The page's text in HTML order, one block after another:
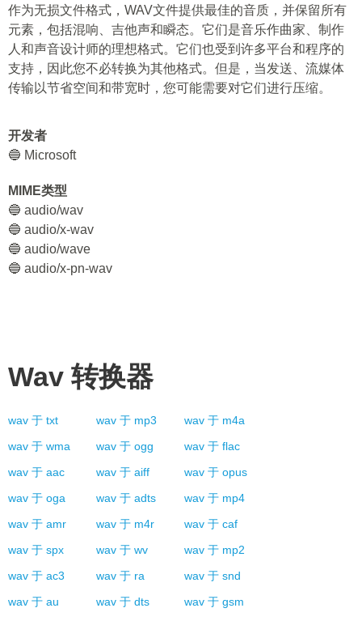
作为无损文件格式，WAV文件提供最佳的音质，并保留所有
元素，包括混响、吉他声和瞬态。它们是音乐作曲家、制作
人和声音设计师的理想格式。它们也受到许多平台和程序的
支持，因此您不必转换为其他格式。但是，当发送、流媒体
传输以节省空间和带宽时，您可能需要对它们进行压缩。
开发者
🔵 Microsoft
MIME类型
🔵 audio/wav
🔵 audio/x-wav
🔵 audio/wave
🔵 audio/x-pn-wav
Wav 转换器
wav 于 txt wav 于 mp3 wav 于 m4a
wav 于 wma wav 于 ogg wav 于 flac
wav 于 aac wav 于 aiff wav 于 opus
wav 于 oga wav 于 adts wav 于 mp4
wav 于 amr wav 于 m4r wav 于 caf
wav 于 spx wav 于 wv wav 于 mp2
wav 于 ac3 wav 于 ra wav 于 snd
wav 于 au wav 于 dts wav 于 gsm